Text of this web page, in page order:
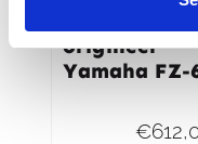
origineel
Yamaha FZ-
€